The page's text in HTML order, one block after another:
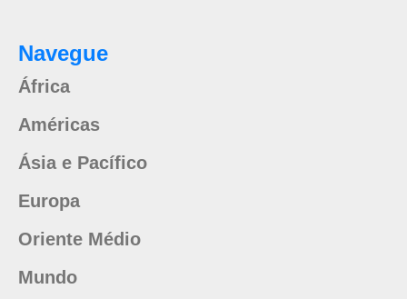
Navegue
África
Américas
Ásia e Pacífico
Europa
Oriente Médio
Mundo